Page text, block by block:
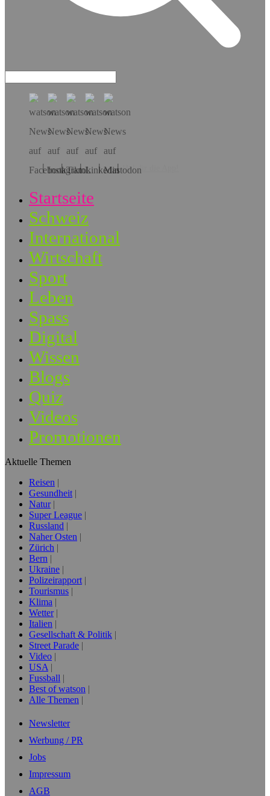
Hol dir die App!
Startseite
Schweiz
International
Wirtschaft
Sport
Leben
Spass
Digital
Wissen
Blogs
Quiz
Videos
Promotionen
Aktuelle Themen
Reisen
Gesundheit
Natur
Super League
Russland
Naher Osten
Zürich
Bern
Ukraine
Polizeirapport
Tourismus
Klima
Wetter
Italien
Gesellschaft & Politik
Street Parade
Video
USA
Fussball
Best of watson
Alle Themen
Newsletter
Werbung / PR
Jobs
Impressum
AGB